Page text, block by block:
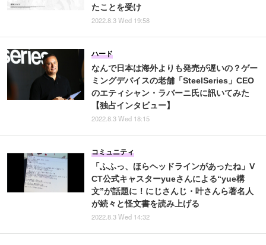
たことを受け
2022.8.3 Wed 19:58
なんで日本は海外よりも発売が遅いの？ゲー
ミングデバイスの老舗「SteelSeries」CEO
のエティシャン・ラバーニ氏に訊いてみた
【独占インタビュー】
ハード
2022.8.3 Wed 18:15
「ふふっ、ほらヘッドラインがあったね」V
CT公式キャスターyueさんによる“yue構
文”が話題に！にじさんじ・叶さんら著名人
が続々と怪文書を読み上げる
コミュニティ
2022.8.3 Wed 14:32